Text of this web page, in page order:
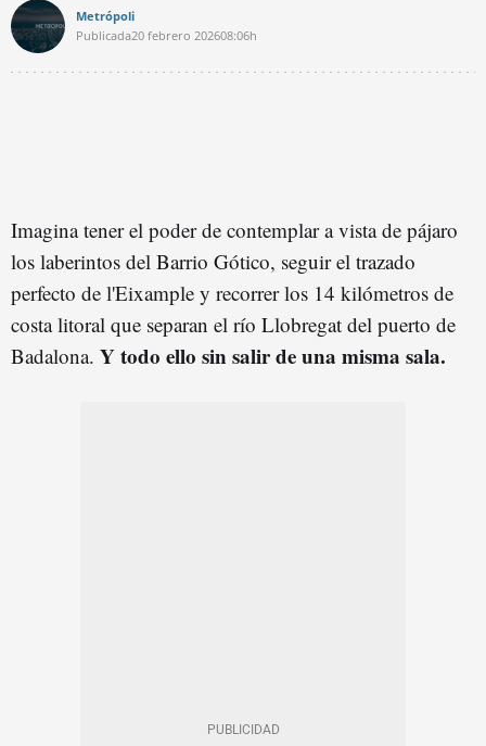
Metrópoli
Publicada20 febrero 202608:06h
Imagina tener el poder de contemplar a vista de pájaro
los laberintos del Barrio Gótico, seguir el trazado
perfecto de l'Eixample y recorrer los 14 kilómetros de
costa litoral que separan el río Llobregat del puerto de
Badalona. Y todo ello sin salir de una misma sala.